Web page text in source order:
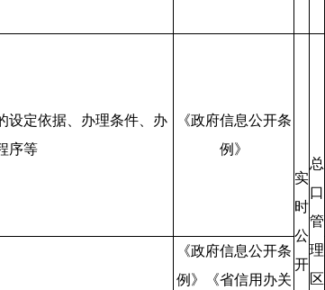
设定依据、办理条件、办
序等
《政府信息公开条
例》
实
时
公
开
总
口
管
理
区
《政府信息公开条
例》《省信用办关